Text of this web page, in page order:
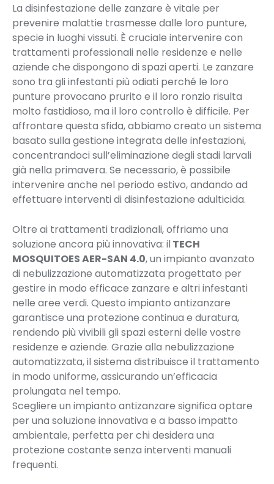
La disinfestazione delle zanzare è vitale per
prevenire malattie trasmesse dalle loro punture,
specie in luoghi vissuti. È cruciale intervenire con
trattamenti professionali nelle residenze e nelle
aziende che dispongono di spazi aperti. Le zanzare
sono tra gli infestanti più odiati perché le loro
punture provocano prurito e il loro ronzio risulta
molto fastidioso, ma il loro controllo è difficile. Per
affrontare questa sfida, abbiamo creato un sistema
basato sulla gestione integrata delle infestazioni,
concentrandoci sull’eliminazione degli stadi larvali
già nella primavera. Se necessario, è possibile
intervenire anche nel periodo estivo, andando ad
effettuare interventi di disinfestazione adulticida.
Oltre ai trattamenti tradizionali, offriamo una
soluzione ancora più innovativa: il TECH
MOSQUITOES AER-SAN 4.0, un impianto avanzato
di nebulizzazione automatizzata progettato per
gestire in modo efficace zanzare e altri infestanti
nelle aree verdi. Questo impianto antizanzare
garantisce una protezione continua e duratura,
rendendo più vivibili gli spazi esterni delle vostre
residenze e aziende. Grazie alla nebulizzazione
automatizzata, il sistema distribuisce il trattamento
in modo uniforme, assicurando un’efficacia
prolungata nel tempo.
Scegliere un impianto antizanzare significa optare
per una soluzione innovativa e a basso impatto
ambientale, perfetta per chi desidera una
protezione costante senza interventi manuali
frequenti.